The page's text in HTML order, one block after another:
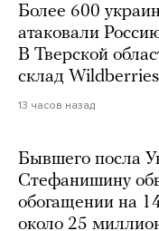
Более 600
атаковали
В Тверской
склад Wildberries
13 часов назад
Бывшего посла
Стефанишину
обогащении на
около 25